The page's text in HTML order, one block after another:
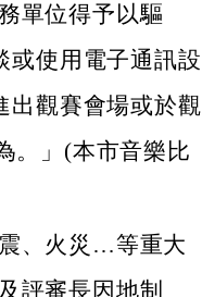
單位得予以驅
或使用電子通訊設
出觀賽會場或於觀
。」(本市音樂比
、火災…等重大
評審長因地制